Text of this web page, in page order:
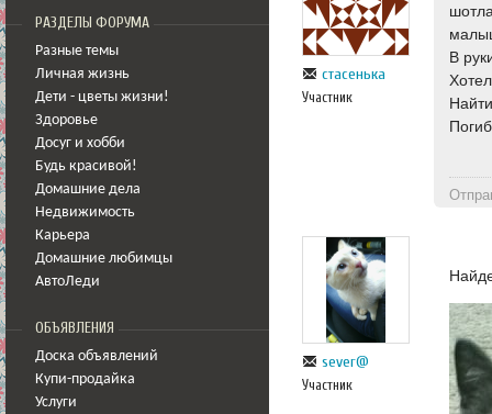
РАЗДЕЛЫ ФОРУМА
Разные темы
Личная жизнь
Дети - цветы жизни!
Здоровье
Досуг и хобби
Будь красивой!
Домашние дела
Недвижимость
Карьера
Домашние любимцы
АвтоЛеди
ОБЪЯВЛЕНИЯ
Доска объявлений
Купи-продайка
Услуги
стасенька
Участник
В
sever@
Участник